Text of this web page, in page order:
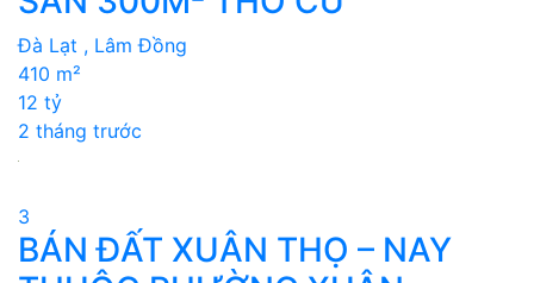
Đà Lạt , Lâm Đồng
410 m²
12 tỷ
2 tháng trước
3
BÁN ĐẤT XUÂN THỌ – NAY